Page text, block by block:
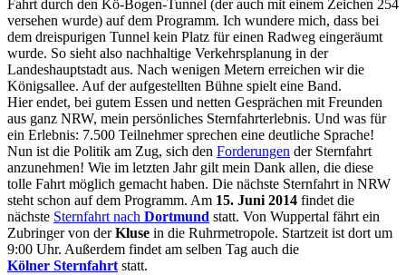
Fahrt durch den Kö-Bogen-Tunnel (der auch mit einem Zeichen 254
versehen wurde) auf dem Programm. Ich wundere mich, dass bei
dem dreispurigen Tunnel kein Platz für einen Radweg eingeräumt
wurde. So sieht also nachhaltige Verkehrsplanung in der
Landeshauptstadt aus. Nach wenigen Metern erreichen wir die
Königsallee. Auf der aufgestellten Bühne spielt eine Band.
Hier endet, bei gutem Essen und netten Gesprächen mit Freunden
aus ganz NRW, mein persönliches Sternfahrterlebnis. Und was für
ein Erlebnis: 7.500 Teilnehmer sprechen eine deutliche Sprache!
Nun ist die Politik am Zug, sich den Forderungen der Sternfahrt
anzunehmen! Wie im letzten Jahr gilt mein Dank allen, die diese
tolle Fahrt möglich gemacht haben. Die nächste Sternfahrt in NRW
steht schon auf dem Programm. Am 15. Juni 2014 findet die
nächste Sternfahrt nach Dortmund statt. Von Wuppertal fährt ein
Zubringer von derKluse in die Ruhrmetropole. Startzeit ist dort um
9:00 Uhr. Außerdem findet am selben Tag auch die
Kölner Sternfahrt statt.